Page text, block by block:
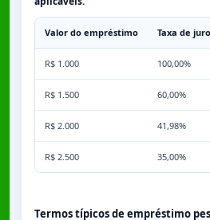
Valor do empréstimo Taxa de
R$ 1.000 100,00%
R$ 1.500 60,00%
R$ 2.000 41,98%
R$ 2.500 35,00%
Termos típicos de empréstimo